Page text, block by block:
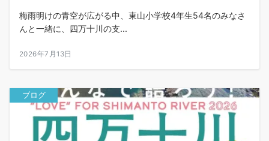
梅雨明けの青空が広がる中、東山小学校4年生54名のみなさ
んと一緒に、四万十川の支...
2026年7月13日
ブログ